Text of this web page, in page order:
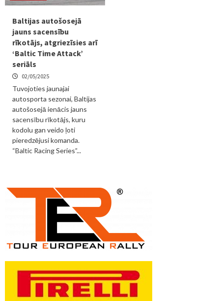
Baltijas autošosejā
jauns sacensību
rīkotājs, atgriezīsies arī
‘Baltic Time Attack’
seriāls
02/05/2025
Tuvojoties jaunajai
autosporta sezonai, Baltijas
autošosejā ienācis jauns
sacensību rīkotājs, kuru
kodolu gan veido ļoti
pieredzējusi komanda.
“Baltic Racing Series”...